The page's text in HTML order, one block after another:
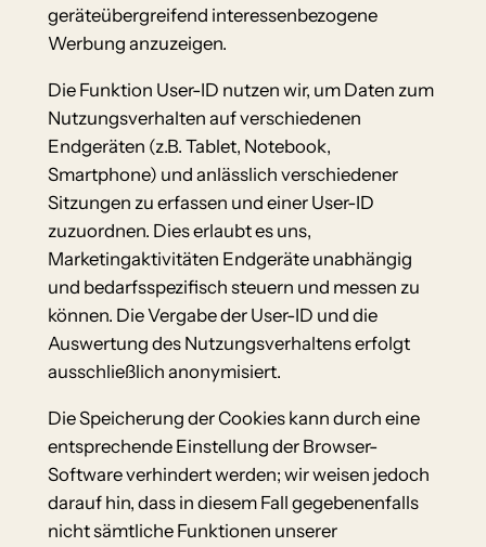
geräteübergreifend interessenbezogene
Werbung anzuzeigen.
Die Funktion User-ID nutzen wir, um Daten zum
Nutzungsverhalten auf verschiedenen
Endgeräten (z.B. Tablet, Notebook,
Smartphone) und anlässlich verschiedener
Sitzungen zu erfassen und einer User-ID
zuzuordnen. Dies erlaubt es uns,
Marketingaktivitäten Endgeräte unabhängig
und bedarfsspezifisch steuern und messen zu
können. Die Vergabe der User-ID und die
Auswertung des Nutzungsverhaltens erfolgt
ausschließlich anonymisiert.
Die Speicherung der Cookies kann durch eine
entsprechende Einstellung der Browser-
Software verhindert werden; wir weisen jedoch
darauf hin, dass in diesem Fall gegebenenfalls
nicht sämtliche Funktionen unserer